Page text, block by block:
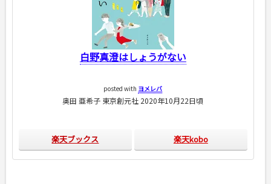
白野真澄はしょうがない
posted with ヨメレバ
奥田 亜希子 東京創元社 2020年10月22日頃
楽天ブックス 楽天kobo